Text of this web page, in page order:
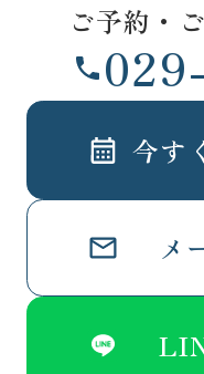
ご予約・
今す
メ